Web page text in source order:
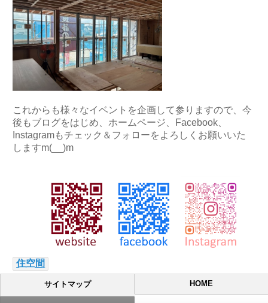
これからも様々なイベントを企画して参りますので、今
後もブログをはじめ、ホームページ、Facebook、
Instagramもチェック＆フォローをよろしくお願いいた
しますm(__)m
住空間
サイトマップ HOME